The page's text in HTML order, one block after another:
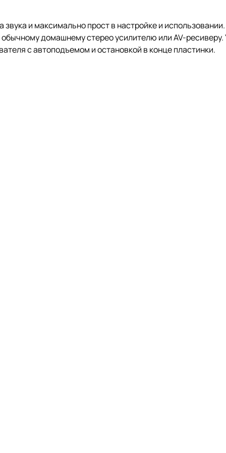
и максимально прост в настройке и
домашнему стерео усилителю или AV-
с автоподъемом и остановкой в конце пластинки.